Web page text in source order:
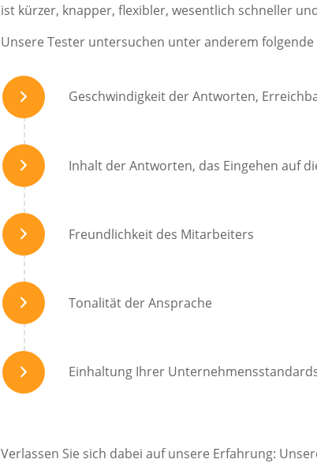
ist kürzer, knapper, flexibler, wesentlich schneller
Unsere Tester untersuchen unter anderem
Geschwindigkeit der Antworten,
Inhalt der Antworten, das Eingehen auf
Freundlichkeit des Mitarbeiters
Tonalität der Ansprache
Einhaltung Ihrer
Verlassen Sie sich dabei auf unsere Erfahrung: